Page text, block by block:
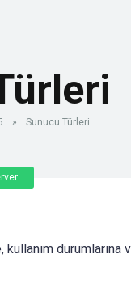
» Sunucu Türleri
durumlarına